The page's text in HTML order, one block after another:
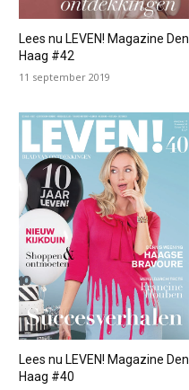
Lees nu LEVEN! Magazine Den
Haag #42
11 september 2019
Lees nu LEVEN! Magazine Den
Haag #40